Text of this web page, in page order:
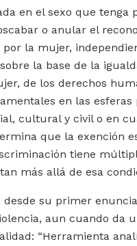
en el sexo que tenga
o anular el
por la mujer,
la base de la
de los derechos
en las esferas
cultural y civil o en
que la exención
tiene
más allá de esa
desde su primer
aun cuando da
“Herramienta